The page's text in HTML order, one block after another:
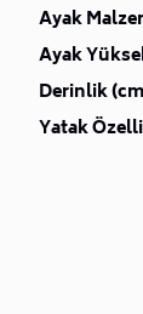
Ayak
Ayak
Derinlik
Yatak